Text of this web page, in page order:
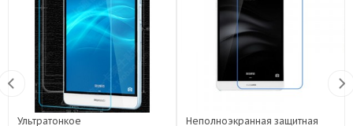
Ультратонкое
Неполноэкранная защитная